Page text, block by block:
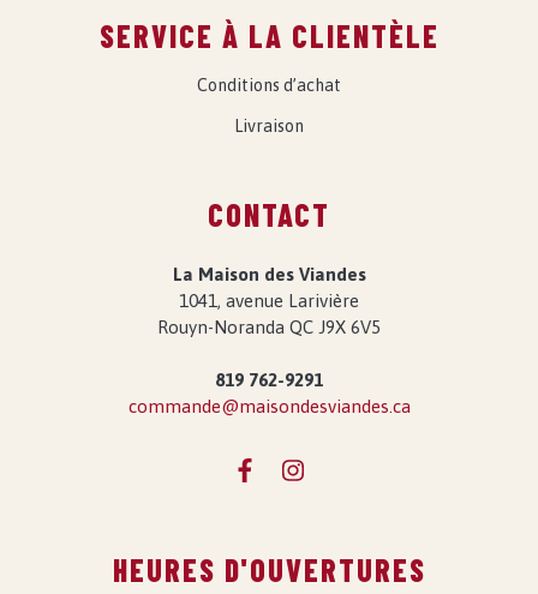
SERVICE À LA CLIENTÈLE
Conditions d’achat
Livraison
CONTACT
La Maison des Viandes
1041, avenue Larivière
Rouyn-Noranda QC J9X 6V5
819 762-9291
commande@maisondesviandes.ca
HEURES D'OUVERTURES